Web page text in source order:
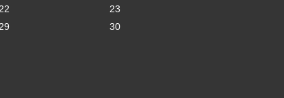
22
23
29
30